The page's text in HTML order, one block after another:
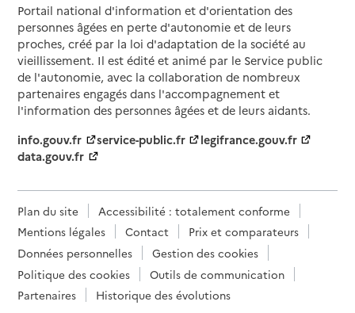
Portail national d'information et d'orientation des
personnes âgées en perte d'autonomie et de leurs
proches, créé par la loi d'adaptation de la société au
vieillissement. Il est édité et animé par le Service public
de l'autonomie, avec la collaboration de nombreux
partenaires engagés dans l'accompagnement et
l'information des personnes âgées et de leurs aidants.
info.gouv.fr
service-public.fr
legifrance.gouv.fr
data.gouv.fr
Plan du site
Accessibilité : totalement conforme
Mentions légales
Contact
Prix et comparateurs
Données personnelles
Gestion des cookies
Politique des cookies
Outils de communication
Partenaires
Historique des évolutions